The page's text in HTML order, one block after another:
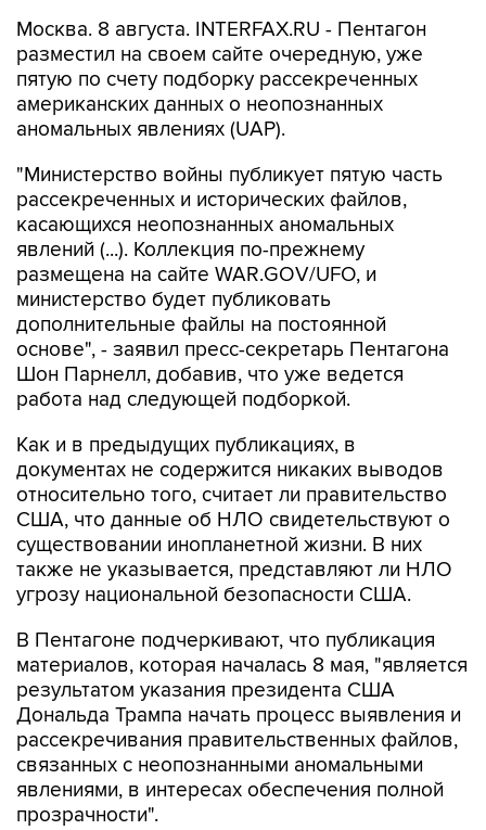
Москва. 8 августа. INTERFAX.RU - Пентагон
разместил на своем сайте очередную, уже
пятую по счету подборку рассекреченных
американских данных о неопознанных
аномальных явлениях (UAP).
"Министерство войны публикует пятую часть
рассекреченных и исторических файлов,
касающихся неопознанных аномальных
явлений (...). Коллекция по-прежнему
размещена на сайте WAR.GOV/UFO, и
министерство будет публиковать
дополнительные файлы на постоянной
основе", - заявил пресс-секретарь Пентагона
Шон Парнелл, добавив, что уже ведется
работа над следующей подборкой.
Как и в предыдущих публикациях, в
документах не содержится никаких выводов
относительно того, считает ли правительство
США, что данные об НЛО свидетельствуют о
существовании инопланетной жизни. В них
также не указывается, представляют ли НЛО
угрозу национальной безопасности США.
В Пентагоне подчеркивают, что публикация
материалов, которая началась 8 мая, "является
результатом указания президента США
Дональда Трампа начать процесс выявления и
рассекречивания правительственных файлов,
связанных с неопознанными аномальными
явлениями, в интересах обеспечения полной
прозрачности".